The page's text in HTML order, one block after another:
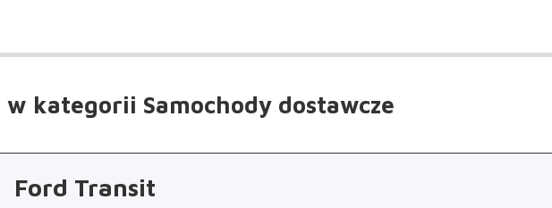
w kategorii Samochody dostawcze
Ford Transit